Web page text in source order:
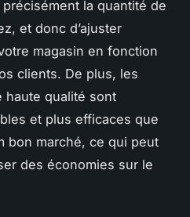
la quantité de
et donc d’ajuster
magasin en fonction
clients. De plus, les
haute qualité sont
et plus efficaces que
bon marché, ce qui peut
des économies sur le